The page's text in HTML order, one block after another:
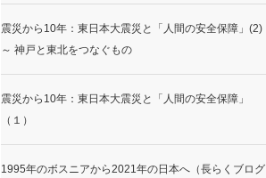
震災から10年：東日本大震災と「人間の安全保障」(2)
～ 神戸と東北をつなぐもの
震災から10年：東日本大震災と「人間の安全保障」
（１）
1995年のボスニアから2021年の日本へ（長らくブログ